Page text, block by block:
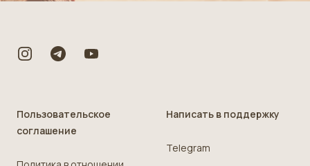
Пользовательское
соглашение
Написать в поддержку
Telegram